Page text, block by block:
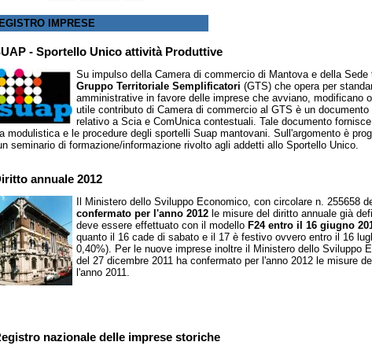
IMPRESE
- Sportello Unico attività Produttive
Su impulso della Camera di commercio di Mantova e della Sede
Gruppo Territoriale Semplificatori (GTS) che opera per
amministrative in favore delle imprese che avviano, modificano
utile contributo di Camera di commercio al GTS è un
relativo a Scia e ComUnica contestuali. Tale documento
modulistica e le procedure degli sportelli Suap mantovani. Sull'argomento è
seminario di formazione/informazione rivolto agli addetti allo Sportello Unico.
annuale 2012
Il Ministero dello Sviluppo Economico, con circolare n. 255658
confermato per l'anno 2012 le misure del diritto annuale già
deve essere effettuato con il modello F24 entro il 16 giugno
quanto il 16 cade di sabato e il 17 è festivo ovvero entro il 16
0,40%). Per le nuove imprese inoltre il Ministero dello Sviluppo
del 27 dicembre 2011 ha confermato per l'anno 2012 le misure
l'anno 2011.
nazionale delle imprese storiche